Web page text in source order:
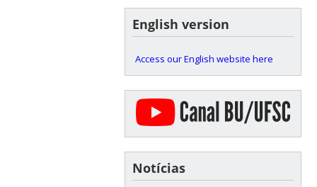
English version
Access our English website here
Notícias